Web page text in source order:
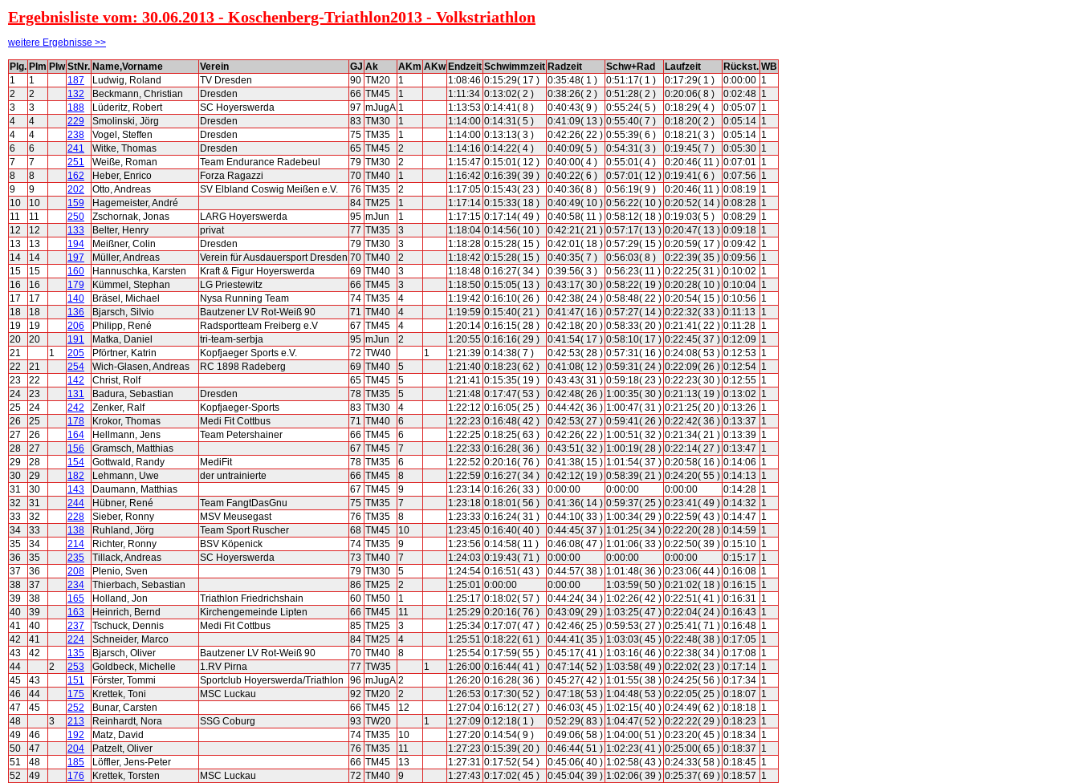
Ergebnisliste vom: 30.06.2013 - Koschenberg-Triathlon2013 - Volkstriathlon
weitere Ergebnisse >>
Plg. Plm Plw StNr. Name,Vorname Verein GJ Ak AKm AKw Endzeit Schwimmzeit Radzeit Schw+Rad Laufzeit Rückst. WB
1
1 187 Ludwig, Roland TV Dresden 90 TM20 1 1:08:46 0:15:29( 17 ) 0:35:48( 1 ) 0:51:17( 1 ) 0:17:29( 1 ) 0:00:00 1
2
2 132 Beckmann, Christian Dresden 66 TM45 1 1:11:34 0:13:02( 2 ) 0:38:26( 2 ) 0:51:28( 2 ) 0:20:06( 8 ) 0:02:48 1
3
3 188 Lüderitz, Robert SC Hoyerswerda 97 mJugA 1 1:13:53 0:14:41( 8 ) 0:40:43( 9 ) 0:55:24( 5 ) 0:18:29( 4 ) 0:05:07 1
4
4 229 Smolinski, Jörg Dresden 83 TM30 1 1:14:00 0:14:31( 5 ) 0:41:09( 13 ) 0:55:40( 7 ) 0:18:20( 2 ) 0:05:14 1
4
4 238 Vogel, Steffen Dresden 75 TM35 1 1:14:00 0:13:13( 3 ) 0:42:26( 22 ) 0:55:39( 6 ) 0:18:21( 3 ) 0:05:14 1
6
6 241 Witke, Thomas Dresden 65 TM45 2 1:14:16 0:14:22( 4 ) 0:40:09( 5 ) 0:54:31( 3 ) 0:19:45( 7 ) 0:05:30 1
7
7 251 Weiße, Roman Team Endurance Radebeul 79 TM30 2 1:15:47 0:15:01( 12 ) 0:40:00( 4 ) 0:55:01( 4 ) 0:20:46( 11 ) 0:07:01 1
8
8 162 Heber, Enrico Forza Ragazzi 70 TM40 1 1:16:42 0:16:39( 39 ) 0:40:22( 6 ) 0:57:01( 12 ) 0:19:41( 6 ) 0:07:56 1
9
9 202 Otto, Andreas SV Elbland Coswig Meißen e.V. 76 TM35 2 1:17:05 0:15:43( 23 ) 0:40:36( 8 ) 0:56:19( 9 ) 0:20:46( 11 ) 0:08:19 1
10
10 159 Hagemeister, André 84 TM25 1 1:17:14 0:15:33( 18 ) 0:40:49( 10 ) 0:56:22( 10 ) 0:20:52( 14 ) 0:08:28 1
11
11 250 Zschornak, Jonas LARG Hoyerswerda 95 mJun 1 1:17:15 0:17:14( 49 ) 0:40:58( 11 ) 0:58:12( 18 ) 0:19:03( 5 ) 0:08:29 1
12
12 133 Belter, Henry privat 77 TM35 3 1:18:04 0:14:56( 10 ) 0:42:21( 21 ) 0:57:17( 13 ) 0:20:47( 13 ) 0:09:18 1
13
13 194 Meißner, Colin Dresden 79 TM30 3 1:18:28 0:15:28( 15 ) 0:42:01( 18 ) 0:57:29( 15 ) 0:20:59( 17 ) 0:09:42 1
14
14 197 Müller, Andreas Verein für Ausdauersport Dresden 70 TM40 2 1:18:42 0:15:28( 15 ) 0:40:35( 7 ) 0:56:03( 8 ) 0:22:39( 35 ) 0:09:56 1
15
15 160 Hannuschka, Karsten Kraft & Figur Hoyerswerda 69 TM40 3 1:18:48 0:16:27( 34 ) 0:39:56( 3 ) 0:56:23( 11 ) 0:22:25( 31 ) 0:10:02 1
16
16 179 Kümmel, Stephan LG Priestewitz 66 TM45 3 1:18:50 0:15:05( 13 ) 0:43:17( 30 ) 0:58:22( 19 ) 0:20:28( 10 ) 0:10:04 1
17
17 140 Bräsel, Michael Nysa Running Team 74 TM35 4 1:19:42 0:16:10( 26 ) 0:42:38( 24 ) 0:58:48( 22 ) 0:20:54( 15 ) 0:10:56 1
18
18 136 Bjarsch, Silvio Bautzener LV Rot-Weiß 90 71 TM40 4 1:19:59 0:15:40( 21 ) 0:41:47( 16 ) 0:57:27( 14 ) 0:22:32( 33 ) 0:11:13
1
19
19 206 Philipp, René Radsportteam Freiberg e.V 67 TM45 4 1:20:14 0:16:15( 28 ) 0:42:18( 20 ) 0:58:33( 20 ) 0:21:41( 22 ) 0:11:28 1
20
20 191 Matka, Daniel tri-team-serbja 95 mJun 2 1:20:55 0:16:16( 29 ) 0:41:54( 17 ) 0:58:10( 17 ) 0:22:45( 37 ) 0:12:09 1
21
1 205 Pförtner, Katrin Kopfjaeger Sports e.V. 72 TW40 1 1:21:39 0:14:38( 7 ) 0:42:53( 28 ) 0:57:31( 16 ) 0:24:08( 53 ) 0:12:53 1
22
21 254 Wich-Glasen, Andreas RC 1898 Radeberg 69 TM40 5 1:21:40 0:18:23( 62 ) 0:41:08( 12 ) 0:59:31( 24 ) 0:22:09( 26 ) 0:12:54 1
23
22 142 Christ, Rolf 65 TM45 5 1:21:41 0:15:35( 19 ) 0:43:43( 31 ) 0:59:18( 23 ) 0:22:23( 30 ) 0:12:55 1
24
23 131 Badura, Sebastian Dresden 78 TM35 5 1:21:48 0:17:47( 53 ) 0:42:48( 26 ) 1:00:35( 30 ) 0:21:13( 19 ) 0:13:02 1
25
24 242 Zenker, Ralf Kopfjaeger-Sports 83 TM30 4 1:22:12 0:16:05( 25 ) 0:44:42( 36 ) 1:00:47( 31 ) 0:21:25( 20 ) 0:13:26 1
26
25 178 Krokor, Thomas Medi Fit Cottbus 71 TM40 6 1:22:23 0:16:48( 42 ) 0:42:53( 27 ) 0:59:41( 26 ) 0:22:42( 36 ) 0:13:37 1
27
26 164 Hellmann, Jens Team Petershainer 66 TM45 6 1:22:25 0:18:25( 63 ) 0:42:26( 22 ) 1:00:51( 32 ) 0:21:34( 21 ) 0:13:39 1
28
27 156 Gramsch, Matthias 67 TM45 7 1:22:33 0:16:28( 36 ) 0:43:51( 32 ) 1:00:19( 28 ) 0:22:14( 27 ) 0:13:47 1
29
28 154 Gottwald, Randy MediFit 78 TM35 6 1:22:52 0:20:16( 76 ) 0:41:38( 15 ) 1:01:54( 37 ) 0:20:58( 16 ) 0:14:06 1
30
29 182 Lehmann, Uwe der untrainierte 66 TM45 8 1:22:59 0:16:27( 34 ) 0:42:12( 19 ) 0:58:39( 21 ) 0:24:20( 55 ) 0:14:13 1
31
30 143 Daumann, Matthias 67 TM45 9 1:23:14 0:16:26( 33 ) 0:00:00 0:00:00 0:00:00 0:14:28 1
32
31 244 Hübner, René Team FangtDasGnu 75 TM35 7 1:23:18 0:18:01( 56 ) 0:41:36( 14 ) 0:59:37( 25 ) 0:23:41( 49 ) 0:14:32 1
33
32 228 Sieber, Ronny MSV Meusegast 76 TM35 8 1:23:33 0:16:24( 31 ) 0:44:10( 33 ) 1:00:34( 29 ) 0:22:59( 43 ) 0:14:47 1
34
33 138 Ruhland, Jörg Team Sport Ruscher 68 TM45 10 1:23:45 0:16:40( 40 ) 0:44:45( 37 ) 1:01:25( 34 ) 0:22:20( 28 ) 0:14:59 1
35
34 214 Richter, Ronny BSV Köpenick 74 TM35 9 1:23:56 0:14:58( 11 ) 0:46:08( 47 ) 1:01:06( 33 ) 0:22:50( 39 ) 0:15:10 1
36
35 235 Tillack, Andreas SC Hoyerswerda 73 TM40 7 1:24:03 0:19:43( 71 ) 0:00:00 0:00:00 0:00:00 0:15:17 1
37
36 208 Plenio, Sven 79 TM30 5 1:24:54 0:16:51( 43 ) 0:44:57( 38 ) 1:01:48( 36 ) 0:23:06( 44 ) 0:16:08 1
38
37 234 Thierbach, Sebastian 86 TM25 2 1:25:01 0:00:00 0:00:00 1:03:59( 50 ) 0:21:02( 18 ) 0:16:15 1
39
38 165 Holland, Jon Triathlon Friedrichshain 60 TM50 1 1:25:17 0:18:02( 57 ) 0:44:24( 34 ) 1:02:26( 42 ) 0:22:51( 41 ) 0:16:31 1
40
39 163 Heinrich, Bernd Kirchengemeinde Lipten 66 TM45 11 1:25:29 0:20:16( 76 ) 0:43:09( 29 ) 1:03:25( 47 ) 0:22:04( 24 ) 0:16:43 1
41
40 237 Tschuck, Dennis Medi Fit Cottbus 85 TM25 3 1:25:34 0:17:07( 47 ) 0:42:46( 25 ) 0:59:53( 27 ) 0:25:41( 71 ) 0:16:48 1
42
41 224 Schneider, Marco 84 TM25 4 1:25:51 0:18:22( 61 ) 0:44:41( 35 ) 1:03:03( 45 ) 0:22:48( 38 ) 0:17:05 1
43
42 135 Bjarsch, Oliver Bautzener LV Rot-Weiß 90 70 TM40 8 1:25:54 0:17:59( 55 ) 0:45:17( 41 ) 1:03:16( 46 ) 0:22:38( 34 ) 0:17:08 1
44
2 253 Goldbeck, Michelle 1.RV Pirna 77 TW35 1 1:26:00 0:16:44( 41 ) 0:47:14( 52 ) 1:03:58( 49 ) 0:22:02( 23 ) 0:17:14 1
45
43 151 Förster, Tommi Sportclub Hoyerswerda/Triathlon 96 mJugA 2 1:26:20 0:16:28( 36 ) 0:45:27( 42 ) 1:01:55( 38 ) 0:24:25( 56 ) 0:17:34 1
46
44 175 Krettek, Toni MSC Luckau 92 TM20 2 1:26:53 0:17:30( 52 ) 0:47:18( 53 ) 1:04:48( 53 ) 0:22:05( 25 ) 0:18:07 1
47
45 252 Bunar, Carsten 66 TM45 12 1:27:04 0:16:12( 27 ) 0:46:03( 45 ) 1:02:15( 40 ) 0:24:49( 62 ) 0:18:18 1
48
3 213 Reinhardt, Nora SSG Coburg 93 TW20 1 1:27:09 0:12:18( 1 ) 0:52:29( 83 ) 1:04:47( 52 ) 0:22:22( 29 ) 0:18:23 1
49
46 192 Matz, David 74 TM35 10 1:27:20 0:14:54( 9 ) 0:49:06( 58 ) 1:04:00( 51 ) 0:23:20( 45 ) 0:18:34 1
50
47 204 Patzelt, Oliver 76 TM35 11 1:27:23 0:15:39( 20 ) 0:46:44( 51 ) 1:02:23( 41 ) 0:25:00( 65 ) 0:18:37 1
51
48 185 Löffler, Jens-Peter 66 TM45 13 1:27:31 0:17:52( 54 ) 0:45:06( 40 ) 1:02:58( 43 ) 0:24:33( 58 ) 0:18:45 1
52
49 176 Krettek, Torsten MSC Luckau 72 TM40 9 1:27:43 0:17:02( 45 ) 0:45:04( 39 ) 1:02:06( 39 ) 0:25:37( 69 ) 0:18:57 1